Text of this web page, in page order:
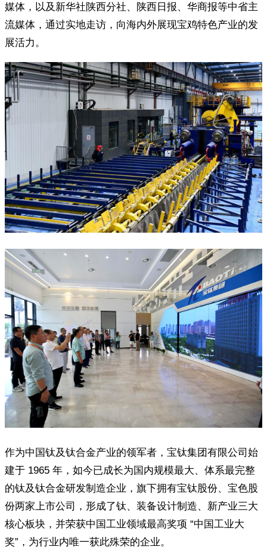
媒体，以及新华社陕西分社、陕西日报、华商报等中省主
流媒体，通过实地走访，向海内外展现宝鸡特色产业的发
展活力。
作为中国钛及钛合金产业的领军者，宝钛集团有限公司始
建于 1965 年，如今已成长为国内规模最大、体系最完整
的钛及钛合金研发制造企业，旗下拥有宝钛股份、宝色股
份两家上市公司，形成了钛、装备设计制造、新产业三大
核心板块，并荣获中国工业领域最高奖项 “中国工业大
奖”，为行业内唯一获此殊荣的企业。